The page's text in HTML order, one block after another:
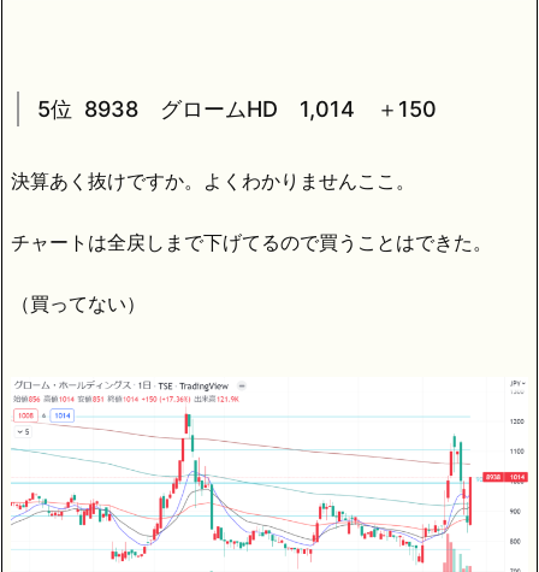
5位 8938 グロームHD 1,014 ＋150
決算あく抜けですか。よくわかりませんここ。
チャートは全戻しまで下げてるので買うことはできた。
（買ってない）